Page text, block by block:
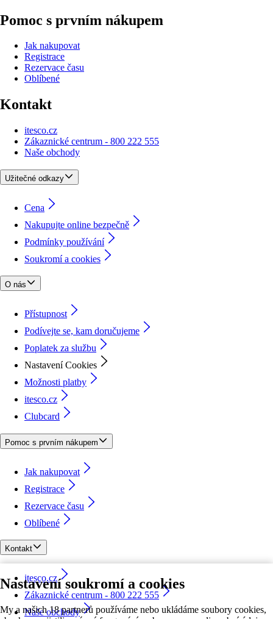
Nastavení soukromí a cookies
My a našich 18 partnerů používáme nebo ukládáme soubory cookies,
Pomoc s prvním nákupem
Jak nakupovat
Registrace
Rezervace času
Oblíbené
Kontakt
itesco.cz
Zákaznické centrum - 800 222 555
Naše obchody
Užitečné odkazy
Cena
Nakupujte online bezpečně
Podmínky používání
Soukromí a cookies
O nás
Přístupnost
Podívejte se, kam doručujeme
Poplatek za službu
Nastavení Cookies
Možnosti platby
itesco.cz
Clubcard
Pomoc s prvním nákupem
Jak nakupovat
Registrace
Rezervace času
Oblíbené
Kontakt
itesco.cz
Zákaznické centrum - 800 222 555
Naše obchody